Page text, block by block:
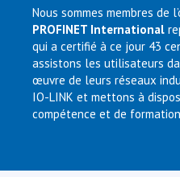
Nous sommes membres de
PROFINET International
qui a certifié à ce jour 43
assistons les utilisateurs
œuvre de leurs réseaux
IO-LINK et mettons à
compétence et de